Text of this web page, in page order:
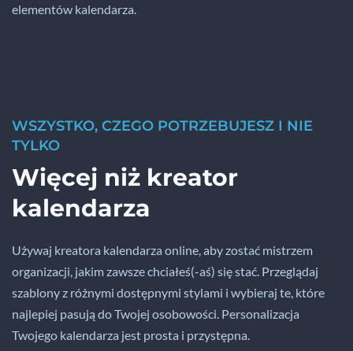
elementów kalendarza.
WSZYSTKO, CZEGO POTRZEBUJESZ I NIE
TYLKO
Więcej niż kreator
kalendarza
Używaj kreatora kalendarza online, aby zostać mistrzem
organizacji, jakim zawsze chciałeś(-aś) się stać. Przeglądaj
szablony z różnymi dostępnymi stylami i wybieraj te, które
najlepiej pasują do Twojej osobowości. Personalizacja
Twojego kalendarza jest prosta i przystępna.